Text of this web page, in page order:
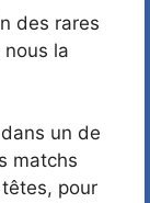
des rares
la
un de
matchs
pour